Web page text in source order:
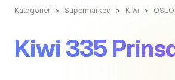
Kategorier Supermarked Kiwi OSLO
Kiwi 335